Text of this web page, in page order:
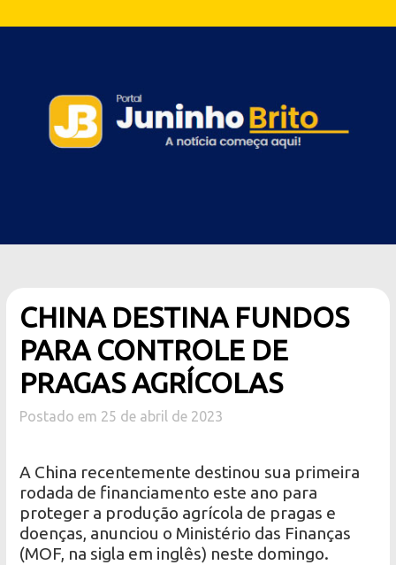
CHINA DESTINA FUNDOS
PARA CONTROLE DE
PRAGAS AGRÍCOLAS
Postado em 25 de abril de 2023
A China recentemente destinou sua primeira
rodada de financiamento este ano para
proteger a produção agrícola de pragas e
doenças, anunciou o Ministério das Finanças
(MOF, na sigla em inglês) neste domingo.